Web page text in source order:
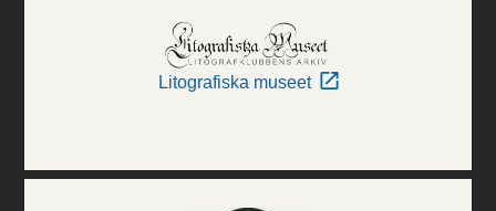
Litografiska museet